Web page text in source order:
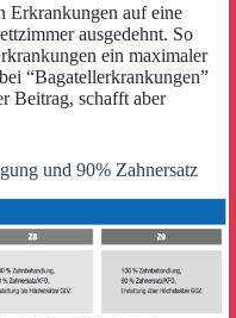
Erkrankungen auf eine
ausgedehnt. So
ein maximaler
“Bagatellerkrankungen”
Beitrag, schafft aber
und 90% Zahnersatz